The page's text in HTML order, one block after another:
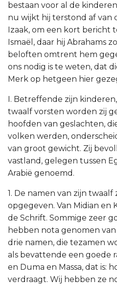
bestaan voor al de
nu wijkt hij terstond af van
Izaak, om een kort bericht
Ismaël, daar hij Abrahams
beloften omtrent hem
ons nodig is te weten, dat
Merk op hetgeen hier
I. Betreffende zijn
twaalf vorsten worden zij
hoofden van geslachten,
volken werden,
van groot gewicht. Zij
vastland, gelegen tussen
Arabië genoemd.
1. De namen van zijn twaalf
opgegeven. Van Midian en
de Schrift. Sommige zeer
hebben nota genomen
drie namen, die tezamen
als bevattende een goede
en Duma en Massa, dat is:
verdraagt. Wij hebben ze